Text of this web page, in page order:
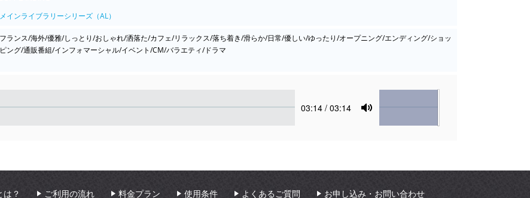
メインライブラリーシリーズ（AL）
フランス/海外/優雅/しっとり/おしゃれ/洒落た/カフェ/リラックス/落ち着き/滑らか/日常/優しい/ゆったり/オープニング/エンディング/ショッ
ピング/通販番組/インフォマーシャル/イベント/CM/バラエティ/ドラマ
Current
03:14 / 03:14
Mute
Volume
？ ご利用の流れ 料金プラン 使用条件 よくあるご質問 お申し込み・お問い合わせ